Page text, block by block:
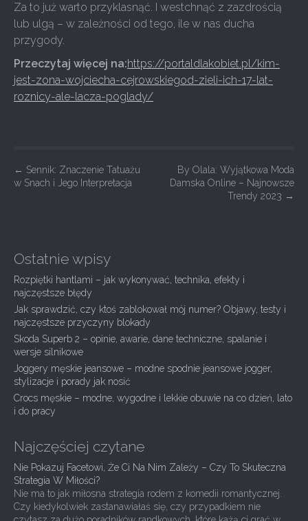
Za to już warto przyklasnąć. I westchnąć z zazdrością
lub ulgą – w zależności od tego, ile w nas ducha
przygody.
Przeczytaj więcej na:https://portaldlakobiet.pl/kim-
jest-zona-wojciecha-cejrowskiegod-zieli-ich-17-lat-
roznicy-ale-lacza-poglady/
P
o
n
a
v
i
g
a
t
i
o
← Sennik: Znaczenie Tatuażu
w Snach i Jego Interpretacja
By Olala: Wyjątkowa Moda
Damska Online – Najnowsze
Trendy 2023 →
Ostatnie wpisy
Rozpiętki hantlami – jak wykonywać, technika, efekty i
najczęstsze błędy
Jak sprawdzić, czy ktoś zablokował mój numer? Objawy, testy i
najczęstsze przyczyny blokady
Skoda Superb 2 – opinie, awarie, dane techniczne, spalanie i
wersje silnikowe
Joggery męskie jeansowe – modne spodnie jeansowe jogger,
stylizacje i porady jak nosić
Crocs męskie – modne, wygodne i lekkie obuwie na co dzień, lato
i do pracy
Najczęściej czytane
Nie Pokazuj Facetowi, Że Ci Na Nim Zależy – Czy To Skuteczna
Strategia W Miłości?
Nie ma to jak miłosna strategia rodem z komedii romantycznej.
Czy kiedykolwiek zastanawiałaś się, czy przypadkiem nie